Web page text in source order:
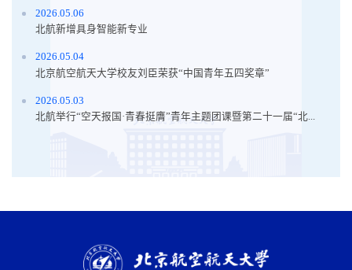
2026.05.06
北航新增具身智能新专业
2026.05.04
北京航空航天大学校友刘臣荣获“中国青年五四奖章”
2026.05.03
北航举行“空天报国·青春挺膺”青年主题团课暨第二十一届“北...